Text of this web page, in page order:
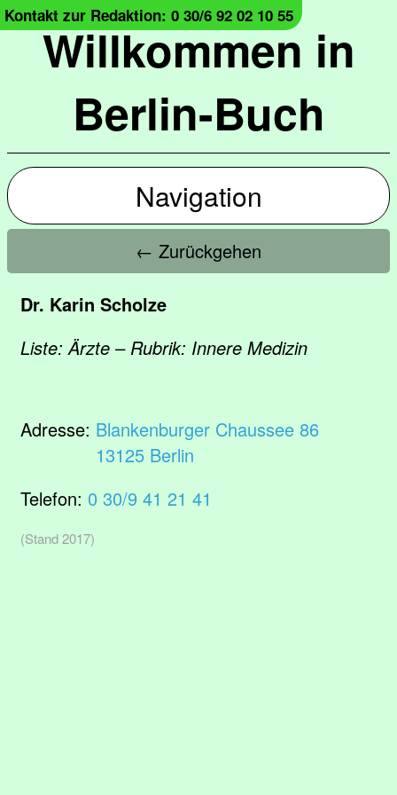
Willkommen in
Berlin-Buch
Kontakt zur Redaktion: 0 30/6 92 02 10 55
Navigation
← Zurückgehen
Dr. Karin Scholze
Liste: Ärzte – Rubrik: Innere Medizin
Adresse: Blankenburger Chaussee 86
13125 Berlin
Telefon: 0 30/9 41 21 41
(Stand 2017)